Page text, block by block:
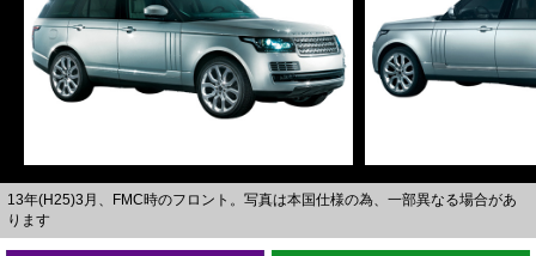
13年(H25)3月、FMC時のフロント。写真は本国仕様の為、一部異なる場合があ
ります